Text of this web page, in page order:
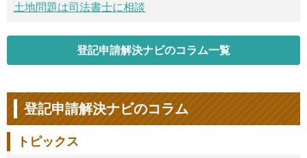
土地問題は司法書士に相談
登記申請解決ナビのコラム一覧
登記申請解決ナビのコラム
トピックス